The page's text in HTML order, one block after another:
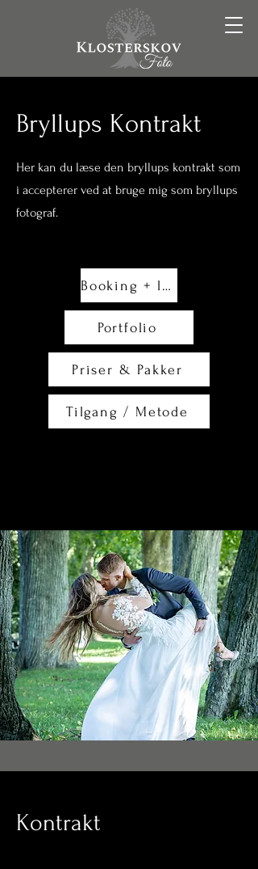
Bryllups Kontrakt
Her kan du læse den bryllups kontrakt som
i accepterer ved at bruge mig som bryllups
fotograf.
Booking + ledige tider
Portfolio
Priser & Pakker
Tilgang / Metode
Kontrakt